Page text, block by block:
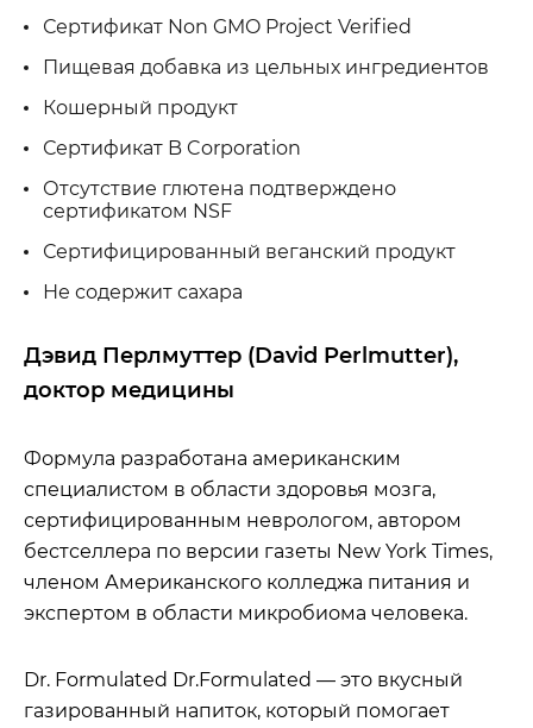
Сертификат Non GMO Project Verified
Пищевая добавка из цельных ингредиентов
Кошерный продукт
Сертификат B Corporation
Отсутствие глютена подтверждено
сертификатом NSF
Сертифицированный веганский продукт
Не содержит сахара
Дэвид Перлмуттер (David Perlmutter),
доктор медицины
Формула разработана американским
специалистом в области здоровья мозга,
сертифицированным неврологом, автором
бестселлера по версии газеты New York Times,
членом Американского колледжа питания и
экспертом в области микробиома человека.
Dr. Formulated Dr.Formulated — это вкусный
газированный напиток, который помогает